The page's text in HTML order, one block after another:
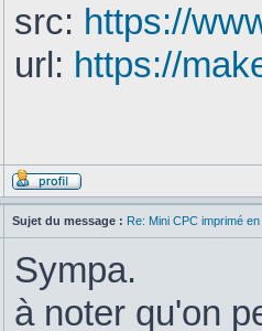
src: https://
url: https://
Sujet du message : Re: Mini CPC imprimé
Sympa.
à noter qu'on